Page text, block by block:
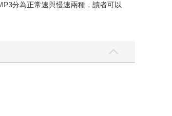
分為正常速與慢速兩種，讀者可以